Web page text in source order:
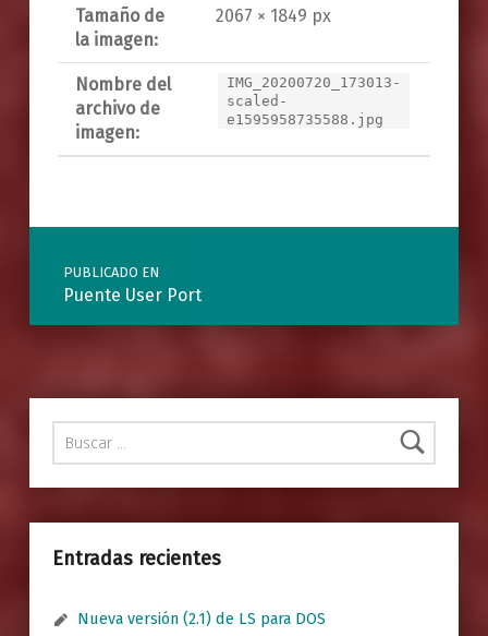
Tamaño de
la imagen:
2067 × 1849 px
Nombre del
archivo de
imagen:
IMG_20200720_173013-
scaled-
e1595958735588.jpg
Navegación de entradas
PUBLICADO EN
Puente User Port
Buscar:
Entradas recientes
Nueva versión (2.1) de LS para DOS